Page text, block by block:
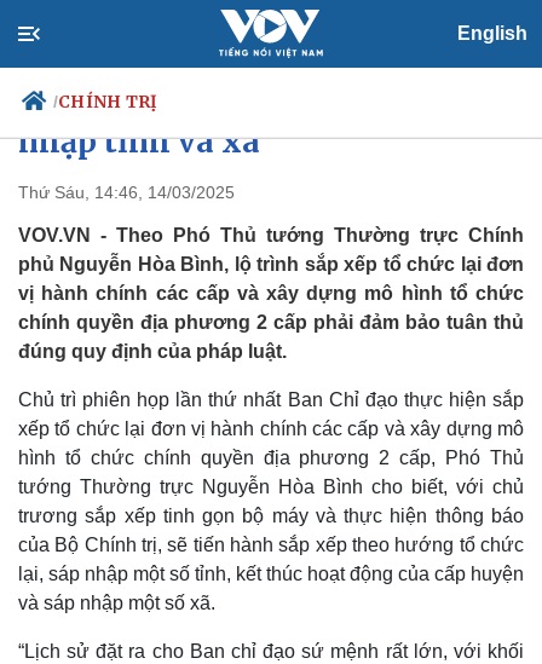
English
/CHÍNH TRỊ
Chính trị
Đảng
Tổ chức nhân sự
Quốc hội
Nhận diện sự thật
Xã hội
Tin 24h
Dự báo thời tiết
Giáo dục
Dấu ấn VOV
Biển đảo
“Sau khi sửa Hiến pháp sẽ kết
thúc hoạt động cấp huyện, sáp
nhập tỉnh và xã”
Thứ Sáu, 14:46, 14/03/2025
VOV.VN - Theo Phó Thủ tướng Thường trực Chính
phủ Nguyễn Hòa Bình, lộ trình sắp xếp tổ chức lại đơn
vị hành chính các cấp và xây dựng mô hình tổ chức
chính quyền địa phương 2 cấp phải đảm bảo tuân thủ
đúng quy định của pháp luật.
Chủ trì phiên họp lần thứ nhất Ban Chỉ đạo thực hiện sắp
xếp tổ chức lại đơn vị hành chính các cấp và xây dựng mô
hình tổ chức chính quyền địa phương 2 cấp, Phó Thủ
tướng Thường trực Nguyễn Hòa Bình cho biết, với chủ
trương sắp xếp tinh gọn bộ máy và thực hiện thông báo
của Bộ Chính trị, sẽ tiến hành sắp xếp theo hướng tổ chức
lại, sáp nhập một số tỉnh, kết thúc hoạt động của cấp huyện
và sáp nhập một số xã.
“Lịch sử đặt ra cho Ban chỉ đạo sứ mệnh rất lớn, với khối